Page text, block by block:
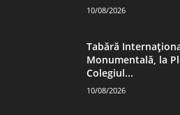
10/08/2026
Tabără
Monumentală, la
Colegiul...
10/08/2026